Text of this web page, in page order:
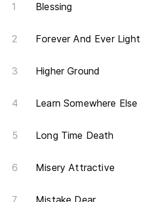
Blessing
Forever And Ever Light
Higher Ground
Learn Somewhere Else
Long Time Death
Misery Attractive
Mistake Dear